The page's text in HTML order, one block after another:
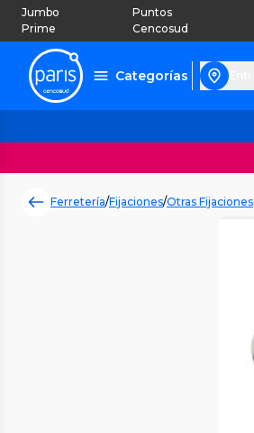
Jumbo
Prime
Puntos
Cencosud
Categorías
Ferretería/Fijaciones/Otras Fijaciones